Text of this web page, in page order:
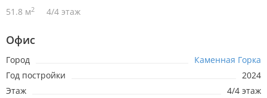
51.8 м2 4/4 этаж
Офис
Город
Каменная Горка
Год постройки
2024
Этаж
4/4 этаж